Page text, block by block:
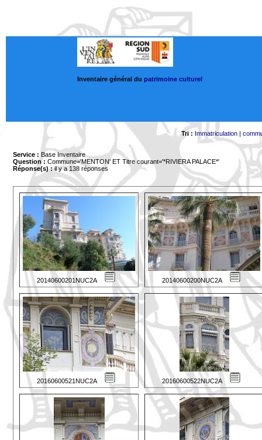
Inventaire général du patrimoine culturel
Tri : Immatriculation|
Service : Base Inventaire
Question : Commune='MENTON' ET Titre courant='*RIVIERA PALACE*'
Réponse(s) :il y a 138 réponses
20140600201NUC2A 20140600200NUC2A
20160600521NUC2A 20160600522NUC2A